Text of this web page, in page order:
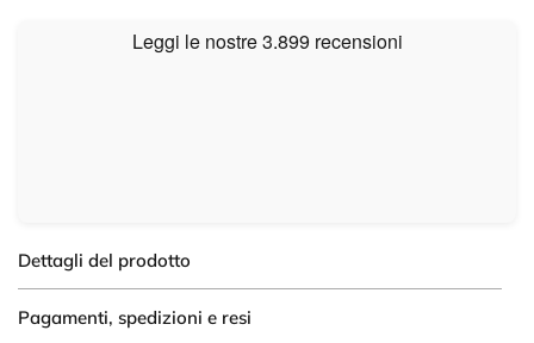
Dettagli del prodotto
Pagamenti, spedizioni e resi